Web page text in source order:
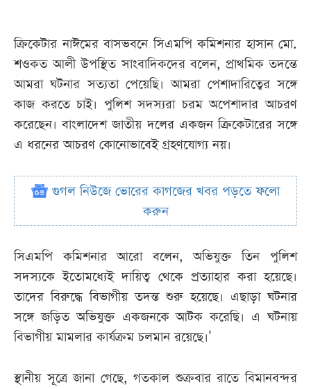
ক্রিকেটার নাঈমের বাসভবনে সিএমপি কমিশনার হাসান মো.
শওকত আলী উপস্থিত সাংবাদিকদের বলেন, প্রাথমিক তদন্তে
আমরা ঘটনার সত্যতা পেয়েছি। আমরা পেশাদারিত্বের সঙ্গে
কাজ করতে চাই। পুলিশ সদস্যরা চরম অপেশাদার আচরণ
করেছেন। বাংলাদেশ জাতীয় দলের একজন ক্রিকেটারের সঙ্গে
এ ধরনের আচরণ কোনোভাবেই গ্রহণযোগ্য নয়।
গুগল নিউজে ভোরের কাগজের খবর পড়তে ফলো
করুন
সিএমপি কমিশনার আরো বলেন, অভিযুক্ত তিন পুলিশ
সদস্যকে ইতোমধ্যেই দায়িত্ব থেকে প্রত্যাহার করা হয়েছে।
তাদের বিরুদ্ধে বিভাগীয় তদন্ত শুরু হয়েছে। এছাড়া ঘটনার
সঙ্গে জড়িত অভিযুক্ত একজনকে আটক করেছি। এ ঘটনায়
বিভাগীয় মামলার কার্যক্রম চলমান রয়েছে।'
স্থানীয় সূত্রে জানা গেছে, গতকাল শুক্রবার রাতে বিমানবন্দর